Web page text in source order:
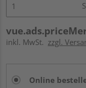
inkl. MwSt. zzgl.
Online